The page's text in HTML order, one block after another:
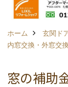
ホーム
玄関ド
内窓交換・外窓交
窓の補助